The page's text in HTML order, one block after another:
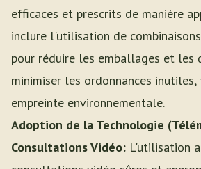
efficaces et prescrits de manière
inclure l'utilisation de
pour réduire les emballages et les
minimiser les ordonnances
empreinte environnementale.
Adoption de la Technologie
Consultations Vidéo: L'utilisation